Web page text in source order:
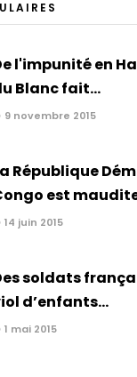
l'impunité en
Blanc fait...
9 novembre 2015
République
est
14 juin 2015
soldats
d’enfants...
1 mai 2015